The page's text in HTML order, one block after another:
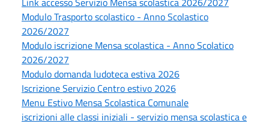
Modulo Trasporto scolastico - Anno Scolastico
2026/2027
Modulo iscrizione Mensa scolastica - Anno Scolatico
2026/2027
Modulo domanda ludoteca estiva 2026
Iscrizione Servizio Centro estivo 2026
Menu Estivo Mensa Scolastica Comunale
iscrizioni alle classi iniziali - servizio mensa scolastica e